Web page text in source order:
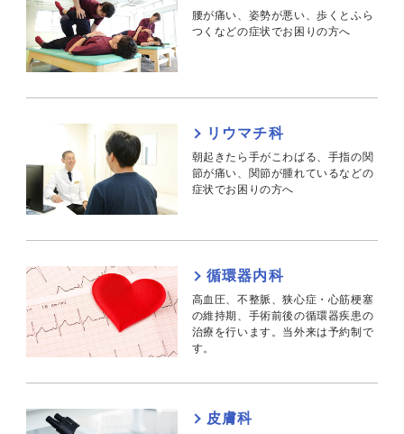
腰が痛い、姿勢が悪い、歩くとふら
つくなどの症状でお困りの方へ
リウマチ科
朝起きたら手がこわばる、手指の関
節が痛い、関節が腫れているなどの
症状でお困りの方へ
循環器内科
高血圧、不整脈、狭心症・心筋梗塞
の維持期、手術前後の循環器疾患の
治療を行います。当外来は予約制で
す。
皮膚科